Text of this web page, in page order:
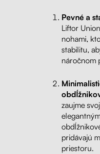
Pevné a
Liftor
nohami,
stabilitu,
náročnom
zaujme
pridávajú
priestoru.